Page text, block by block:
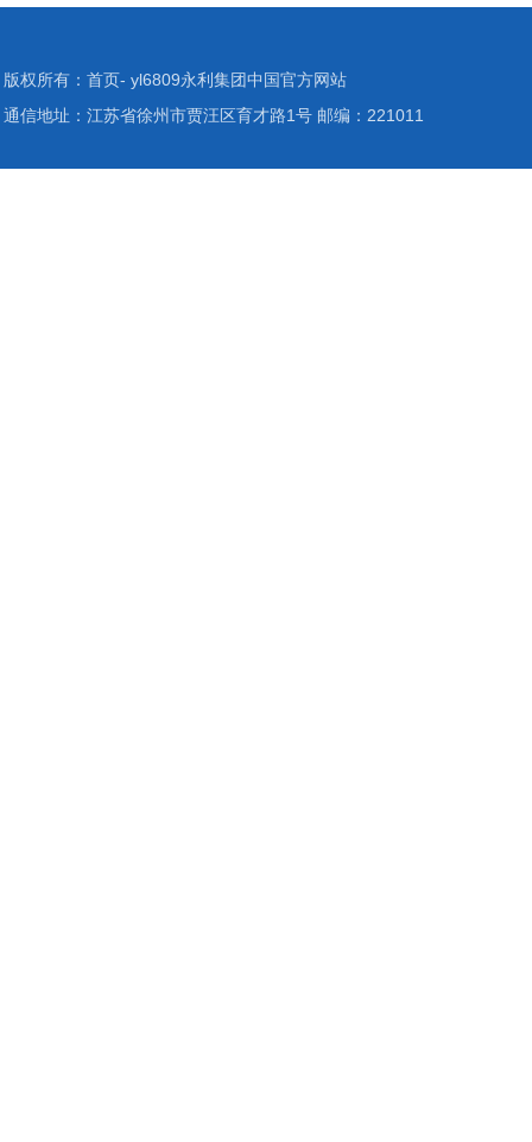
版权所有：首页- yl6809永利集团中国官方网站
通信地址：江苏省徐州市贾汪区育才路1号 邮编：221011